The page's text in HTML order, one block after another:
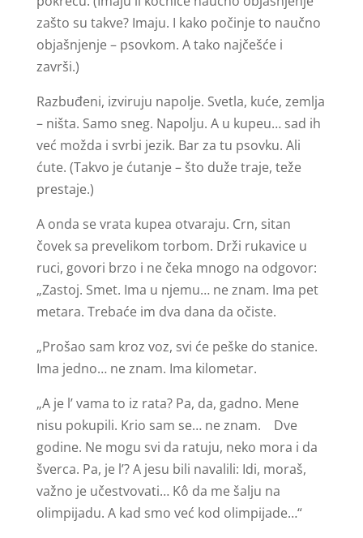
zašto su takve? Imaju. I kako počinje to naučno
objašnjenje – psovkom. A tako najčešće i
završi.)
Razbuđeni, izviruju napolje. Svetla, kuće, zemlja
– ništa. Samo sneg. Napolju. A u kupeu… sad ih
već možda i svrbi jezik. Bar za tu psovku. Ali
ćute. (Takvo je ćutanje – što duže traje, teže
prestaje.)
A onda se vrata kupea otvaraju. Crn, sitan
čovek sa prevelikom torbom. Drži rukavice u
ruci, govori brzo i ne čeka mnogo na odgovor:
„Zastoj. Smet. Ima u njemu… ne znam. Ima pet
metara. Trebaće im dva dana da očiste.
„Prošao sam kroz voz, svi će peške do stanice.
Ima jedno… ne znam. Ima kilometar.
„A je l’ vama to iz rata? Pa, da, gadno. Mene
nisu pokupili. Krio sam se… ne znam. Dve
godine. Ne mogu svi da ratuju, neko mora i da
šverca. Pa, je l’? A jesu bili navalili: Idi, moraš,
važno je učestvovati… Kô da me šalju na
olimpijadu. A kad smo već kod olimpijade…“